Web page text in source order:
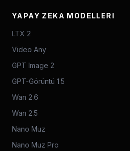
YAPAY ZEKA MODELLERI
LTX 2
Video Any
GPT Image 2
GPT-Görüntü 1.5
Wan 2.6
Wan 2.5
Nano Muz
Nano Muz Pro